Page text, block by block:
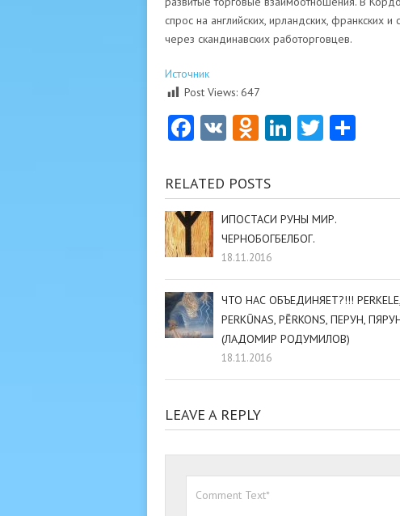
спрос на английских, ирландских, франкских
через скандинавских работорговцев.
Источник
Post Views: 647
Facebook
VKOdnoklassniki
LinkedIn
Twitter
RELATED POSTS
ИПОСТАСИ РУНЫ МИР.
ЧЕРНОБОГБЕЛБОГ.
18.11.2016
ЧТО НАС ОБЪЕДИНЯЕТ?!!! PERKELE,
PERKŪNAS, PĒRKONS, ПЕРУН,
(ЛАДОМИР РОДУМИЛОВ)
18.11.2016
LEAVE A REPLY